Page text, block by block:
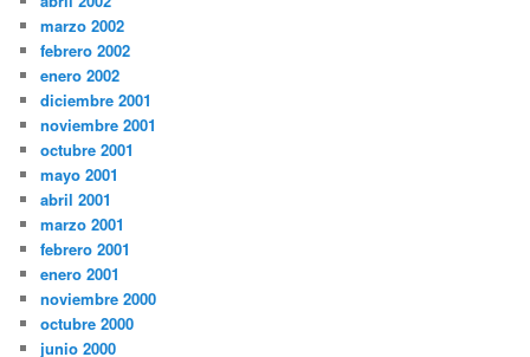
marzo 2002
febrero 2002
enero 2002
diciembre 2001
noviembre 2001
octubre 2001
mayo 2001
abril 2001
marzo 2001
febrero 2001
enero 2001
noviembre 2000
octubre 2000
junio 2000